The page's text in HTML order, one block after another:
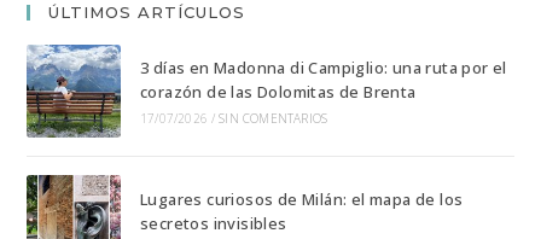
ÚLTIMOS ARTÍCULOS
3 días en Madonna di Campiglio: una ruta por el
corazón de las Dolomitas de Brenta
17/07/2026 / SIN COMENTARIOS
Lugares curiosos de Milán: el mapa de los
secretos invisibles